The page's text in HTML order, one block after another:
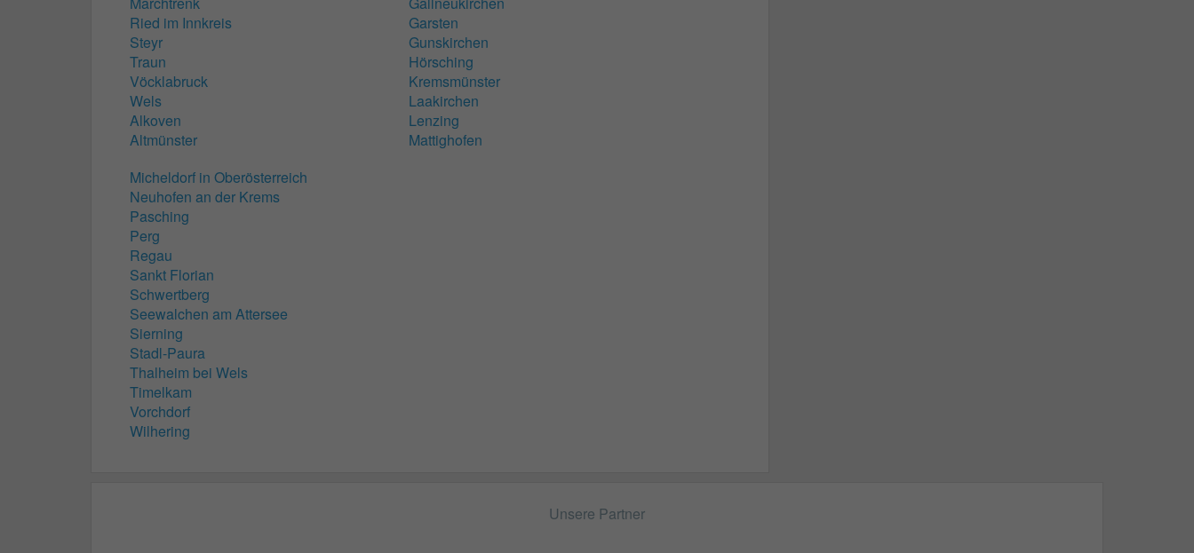
Ried im Innkreis
Steyr
Traun
Vöcklabruck
Wels
Alkoven
Altmünster
Garsten
Gunskirchen
Hörsching
Kremsmünster
Laakirchen
Lenzing
Mattighofen
Micheldorf in Oberösterreich
Neuhofen an der Krems
Pasching
Perg
Regau
Sankt Florian
Schwertberg
Seewalchen am Attersee
Sierning
Stadl-Paura
Thalheim bei Wels
Timelkam
Vorchdorf
Wilhering
Unsere Partner